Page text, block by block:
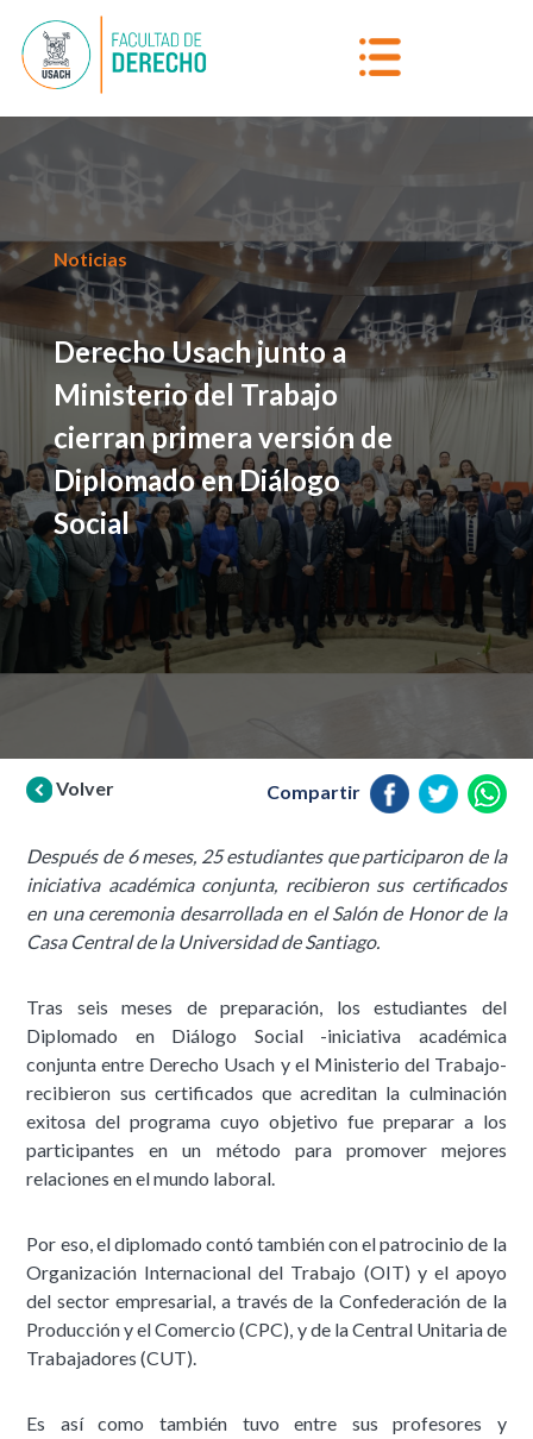
Noticias
Derecho Usach junto a
Ministerio del Trabajo
cierran primera versión de
Diplomado en Diálogo
Social
Volver Compartir
Después de 6 meses, 25 estudiantes que participaron de la
iniciativa académica conjunta, recibieron sus certificados
en una ceremonia desarrollada en el Salón de Honor de la
Casa Central de la Universidad de Santiago.
Tras seis meses de preparación, los estudiantes del
Diplomado en Diálogo Social -iniciativa académica
conjunta entre Derecho Usach y el Ministerio del Trabajo-
recibieron sus certificados que acreditan la culminación
exitosa del programa cuyo objetivo fue preparar a los
participantes en un método para promover mejores
relaciones en el mundo laboral.
Por eso, el diplomado contó también con el patrocinio de la
Organización Internacional del Trabajo (OIT) y el apoyo
del sector empresarial, a través de la Confederación de la
Producción y el Comercio (CPC), y de la Central Unitaria de
Trabajadores (CUT).
Es así como también tuvo entre sus profesores y